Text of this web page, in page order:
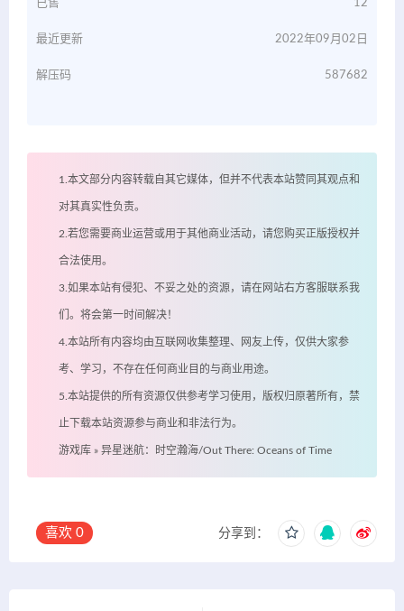
已售 12
最近更新 2022年09月02日
解压码 587682
1.本文部分内容转载自其它媒体，但并不代表本站赞同其观点和
对其真实性负责。
2.若您需要商业运营或用于其他商业活动，请您购买正版授权并
合法使用。
3.如果本站有侵犯、不妥之处的资源，请在网站右方客服联系我
们。将会第一时间解决！
4.本站所有内容均由互联网收集整理、网友上传，仅供大家参
考、学习，不存在任何商业目的与商业用途。
5.本站提供的所有资源仅供参考学习使用，版权归原著所有，禁
止下载本站资源参与商业和非法行为。
游戏库 » 异星迷航：时空瀚海/Out There: Oceans of Time
喜欢 0 分享到：